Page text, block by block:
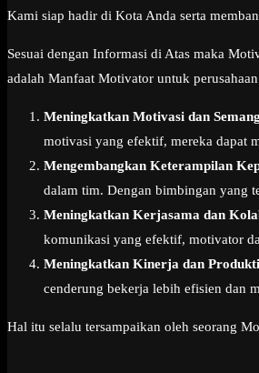
Kami siap hadir di Kota Anda serta
Sesuai dengan Informasi di Atas maka
adalah Manfaat Motivator untuk
Meningkatkan Motivasi dan
motivasi yang efektif, mereka dapat
Mengembangkan Keterampilan
dalam tim. Dengan bimbingan yang
Meningkatkan Kerjasama dan
komunikasi yang efektif, motivator
Meningkatkan Kinerja dan
cenderung bekerja lebih efisien dan
Hal itu selalu tersampaikan oleh seorang